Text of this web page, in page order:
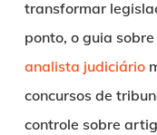
transformar
ponto, o guia sobre
analista judiciário
concursos de
controle sobre